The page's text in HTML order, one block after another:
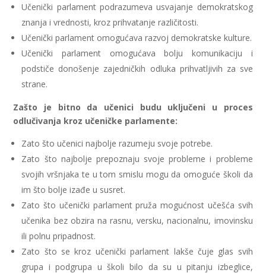
Učenički parlament podrazumeva usvajanje demokratskog
znanja i vrednosti, kroz prihvatanje različitosti.
Učenički parlament omogućava razvoj demokratske kulture.
Učenički parlament omogućava bolju komunikaciju i
podstiče donošenje zajedničkih odluka prihvatljivih za sve
strane.
Zašto je bitno da učenici budu uključeni u proces
odlučivanja kroz učeničke parlamente:
Zato što učenici najbolje razumeju svoje potrebe.
Zato što najbolje prepoznaju svoje probleme i probleme
svojih vršnjaka te u tom smislu mogu da omoguće školi da
im što bolje izađe u susret.
Zato što učenički parlament pruža mogućnost učešća svih
učenika bez obzira na rasnu, versku, nacionalnu, imovinsku
ili polnu pripadnost.
Zato što se kroz učenički parlament lakše čuje glas svih
grupa i podgrupa u školi bilo da su u pitanju izbeglice,